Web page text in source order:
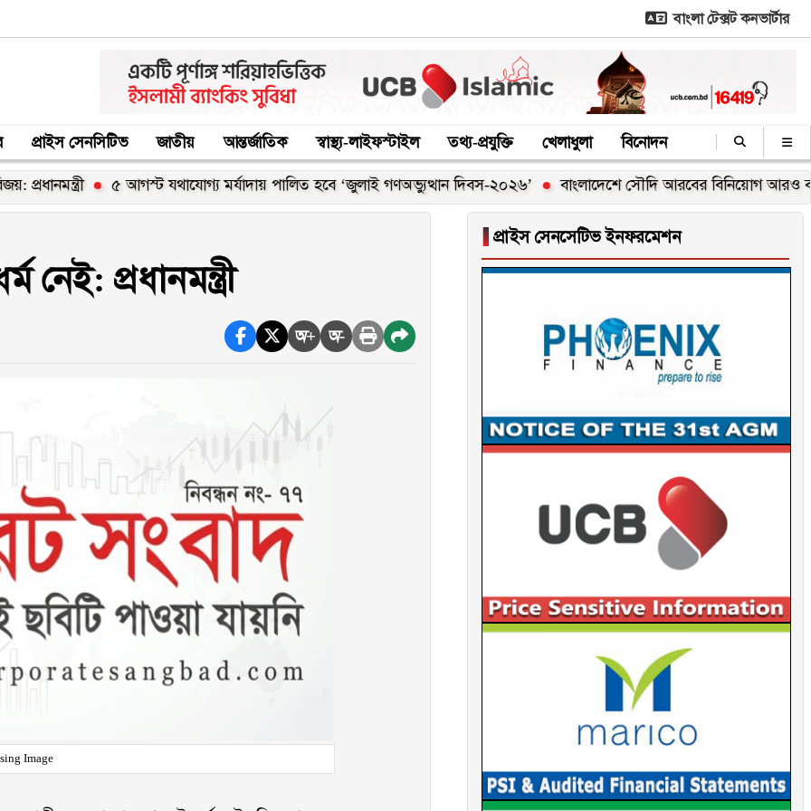
বাংলা টেক্সট কনভার্টার
প্রাইস সেনসিটিভ জাতীয় আন্তর্জাতিক স্বাস্থ্য-লাইফস্টাইল তথ্য-প্রযুক্তি খেলাধুলা বিনোদন
৫ আগস্ট যথাযোগ্য মর্যাদায় পালিত হবে ‘জুলাই গণঅভ্যুত্থান দিবস-২০২৬’ বাংলাদেশে সৌদি আরবের বিনিয়োগ আরও বাড়ানোর
নেই: প্রধানমন্ত্রী
অ+ অ-
Image
▐ প্রাইস সেনসেটিভ ইনফরমেশন